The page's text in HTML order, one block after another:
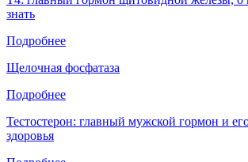
знать
Подробнее
Щелочная фосфатаза
Подробнее
Тестостерон: главный мужской гормон и
здоровья